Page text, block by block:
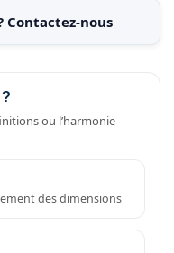
Contactez-nous
ou l’harmonie
des dimensions